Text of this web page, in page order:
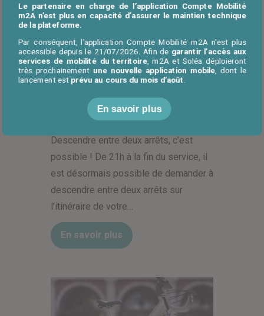
Actualités
Publié le24 novembre 2025
La descente à la demande
arrive sur les lignes C5 et C7
dès le 24 novembre !
Descendre entre deux arrêts, c’est
possible ! De 21h à la fin du service, il
est désormais possible de demander à
descendre entre deux arrêts sur
l’itinéraire de votre…
En savoir plus
En savoir plus
Le partenaire en charge de l’application Compte Mobilité
m2A n’est plus en capacité d’assurer le maintien technique
de la plateforme.
Par conséquent, l’application Compte Mobilité m2A n'est plus
accessible depuis le 21/07/2026. Afin de garantir l’accès aux
services de mobilité du territoire, m2A et Soléa déploieront
très prochainement une nouvelle application mobile , dont le
lancement estprévu au cours du mois d’août